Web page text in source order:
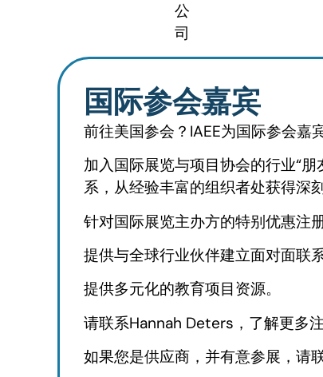
公
司
国际参会嘉宾
前往美国参会？IAEE为国际参会嘉
加入国际展览与项目协会的行业“
系，从经验丰富的组织者处获得深
针对国际展览主办方的特别优惠注
提供与全球行业伙伴建立面对面联
提供多元化的教育项目资源。
请联系Hannah Deters，了解更多
如果您是供应商，并有意参展，请